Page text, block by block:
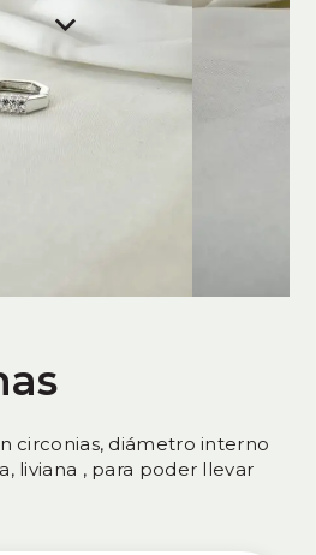
circonias, diámetro interno
liviana , para poder llevar